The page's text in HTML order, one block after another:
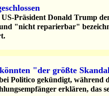
Präsident Donald Trump
"nicht reparierbar"
"der größte
Politico gekündigt, während
erklären, das